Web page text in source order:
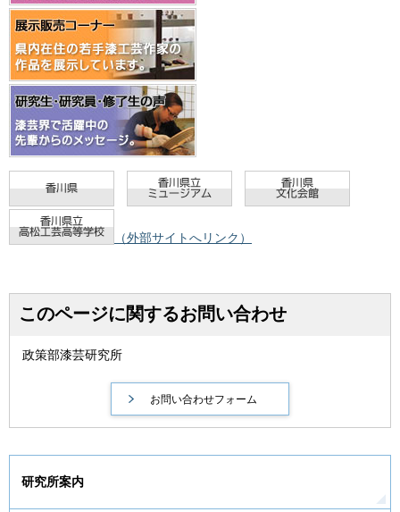
（外部サイトへリンク）
このページに関するお問い合わせ
政策部漆芸研究所
研究所案内